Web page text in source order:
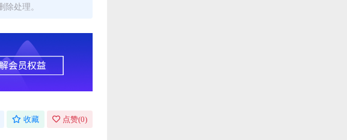
处理。
收藏 点赞(0)